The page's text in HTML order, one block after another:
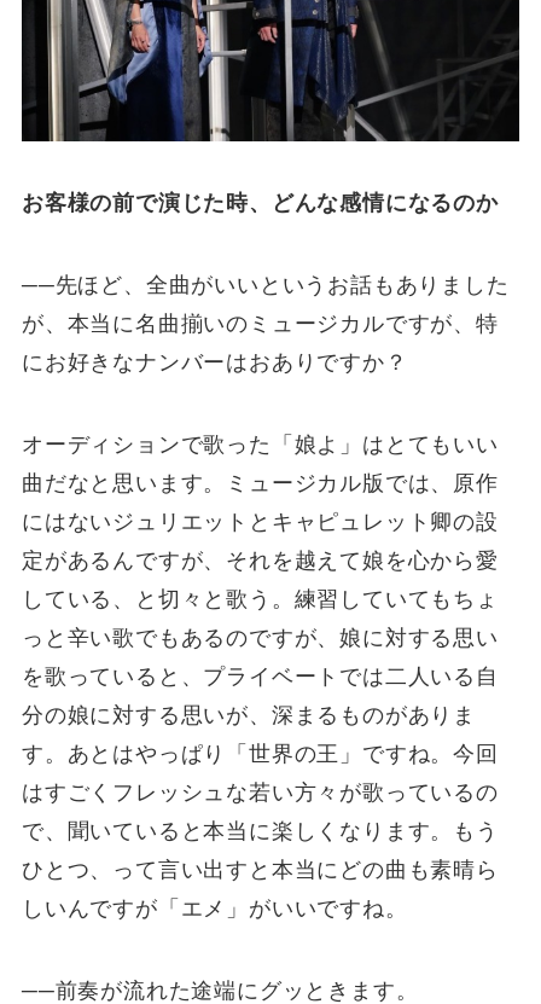
お客様の前で演じた時、どんな感情になるのか
──先ほど、全曲がいいというお話もありました
が、本当に名曲揃いのミュージカルですが、特
にお好きなナンバーはおありですか？
オーディションで歌った「娘よ」はとてもいい
曲だなと思います。ミュージカル版では、原作
にはないジュリエットとキャピュレット卿の設
定があるんですが、それを越えて娘を心から愛
している、と切々と歌う。練習していてもちょ
っと辛い歌でもあるのですが、娘に対する思い
を歌っていると、プライベートでは二人いる自
分の娘に対する思いが、深まるものがありま
す。あとはやっぱり「世界の王」ですね。今回
はすごくフレッシュな若い方々が歌っているの
で、聞いていると本当に楽しくなります。もう
ひとつ、って言い出すと本当にどの曲も素晴ら
しいんですが「エメ」がいいですね。
──前奏が流れた途端にグッときます。